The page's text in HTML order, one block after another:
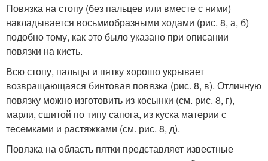
Повязка на стопу (без пальцев или вместе с ними)
накладывается восьмиобразными ходами (рис. 8, а, б)
подобно тому, как это было указано при описании
повязки на кисть.
Всю стопу, пальцы и пятку хорошо укрывает
возвращающаяся бинтовая повязка (рис. 8, в). Отличную
повязку можно изготовить из косынки (см. рис. 8, г),
марли, сшитой по типу сапога, из куска материи с
тесемками и растяжками (см. рис. 8, д).
Повязка на область пятки представляет известные